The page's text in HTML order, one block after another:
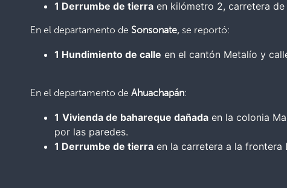
1 Derrumbe de tierra en kilómetro 2, carretera
En el departamento de Sonsonate, se reportó:
1 Hundimiento de calle en el cantón Metalío y
En el departamento de Ahuachapán:
1 Vivienda de bahareque dañada en la colonia
por las paredes.
1 Derrumbe de tierra en la carretera a la frontera